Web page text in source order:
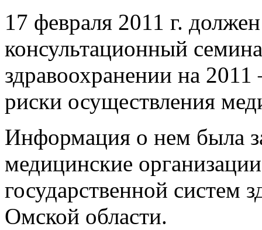
17 февраля 2011 г.
консультационный
здравоохранении на
риски осуществления
Информация о нем была
медицинские
государственной систем
Омской области.